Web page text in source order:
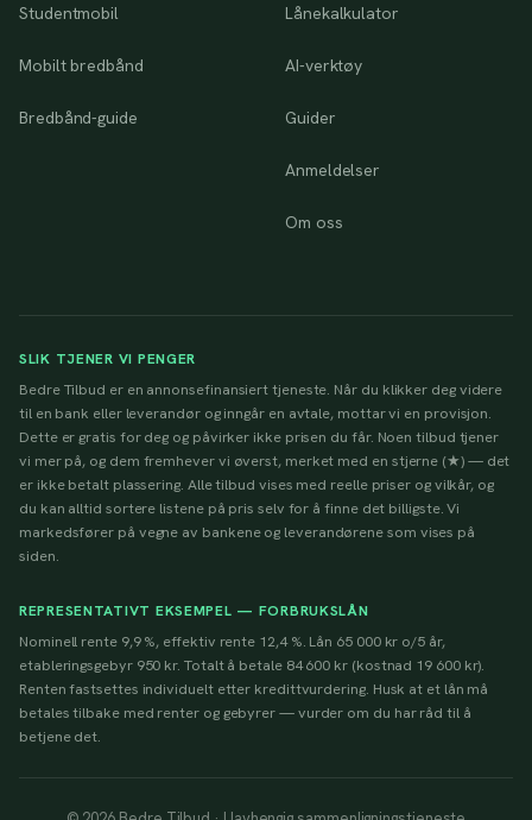
Studentmobil
Mobilt bredbånd
Bredbånd-guide
Lånekalkulator
AI-verktøy
Guider
Anmeldelser
Om oss
SLIK TJENER VI PENGER
Bedre Tilbud er en annonsefinansiert tjeneste. Når du klikker deg videre
til en bank eller leverandør og inngår en avtale, mottar vi en provisjon.
Dette er gratis for deg og påvirker ikke prisen du får. Noen tilbud tjener
vi mer på, og dem fremhever vi øverst, merket med en stjerne (★) — det
er ikke betalt plassering. Alle tilbud vises med reelle priser og vilkår, og
du kan alltid sortere listene på pris selv for å finne det billigste. Vi
markedsfører på vegne av bankene og leverandørene som vises på
siden.
REPRESENTATIVT EKSEMPEL — FORBRUKSLÅN
Nominell rente 9,9 %, effektiv rente 12,4 %. Lån 65 000 kr o/5 år,
etableringsgebyr 950 kr. Totalt å betale 84 600 kr (kostnad 19 600 kr).
Renten fastsettes individuelt etter kredittvurdering. Husk at et lån må
betales tilbake med renter og gebyrer — vurder om du har råd til å
betjene det.